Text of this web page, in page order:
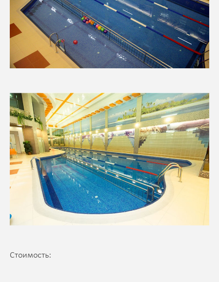
Стоимость: